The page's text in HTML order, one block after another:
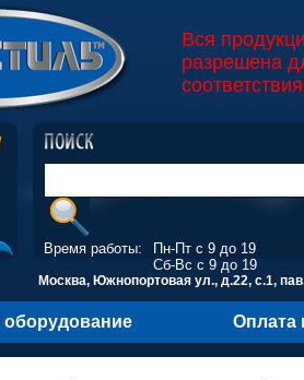
Вся
разрешена
Время работы:
Пн-Пт с 9 до 19
Сб-Вс с 9 до 19
Москва, Южнопортовая ул., д.22, с.1,
оборудование Оплата